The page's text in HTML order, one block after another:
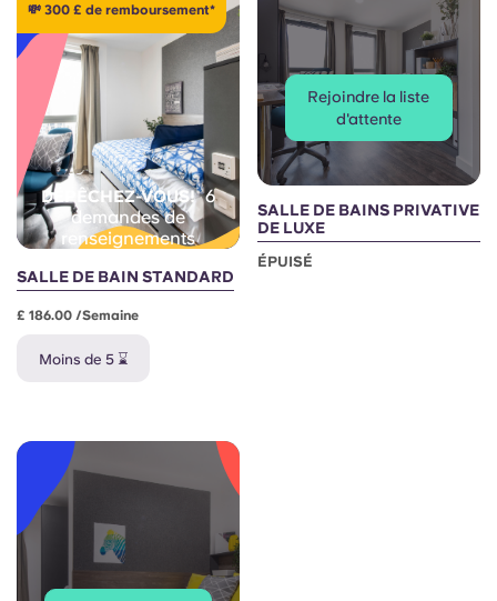
💸 300 £ de remboursement*
DÉPÊCHEZ-VOUS! 6
demandes de
renseignements
SALLE DE BAIN STANDARD
£ 186.00 /semaine
Moins de 5 ⌛
Rejoindre la liste
d'attente
SALLE DE BAINS PRIVATIVE
DE LUXE
ÉPUISÉ